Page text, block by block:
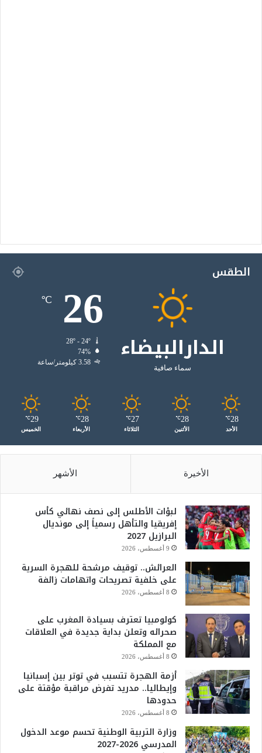
الطقس
الدارالبيضاء
سماء صافية
26
℃
74%
3.58 كيلومتر/ساعة
28
℃
الأحد
28
℃
الأثنين
27
℃
الثلاثاء
28
℃
الأربعاء
29
℃
الخميس
الأخيرة الأشهر
لبؤات الأطلس إلى نصف نهائي كأس
إفريقيا والتأهل رسمياً إلى مونديال
البرازيل 2027
9 أغسطس، 2026
العرائش.. توقيف مرشحة للهجرة السرية
على خلفية تصريحات واتهامات زائفة
8 أغسطس، 2026
كولومبيا تعترف بسيادة المغرب على
صحرائه وتعلن بداية جديدة في العلاقات
مع المملكة
8 أغسطس، 2026
أزمة الهجرة تتسبب في توتر بين إسبانيا
وإيطاليا.. مدريد تفرض مراقبة مؤقتة على
حدودها
8 أغسطس، 2026
وزارة التربية الوطنية تحسم موعد الدخول
المدرسي 2026-2027